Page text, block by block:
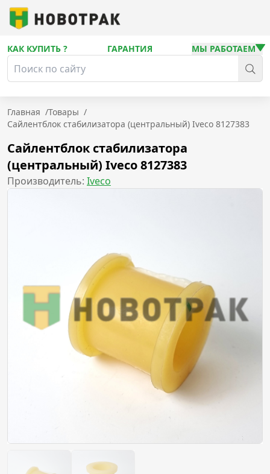
КАК КУПИТЬ ? ГАРАНТИЯ МЫ РАБОТАЕМ
Главная /Товары /
Сайлентблок стабилизатора (центральный) Iveco 8127383
Сайлентблок стабилизатора
(центральный) Iveco 8127383
Производитель: Iveco